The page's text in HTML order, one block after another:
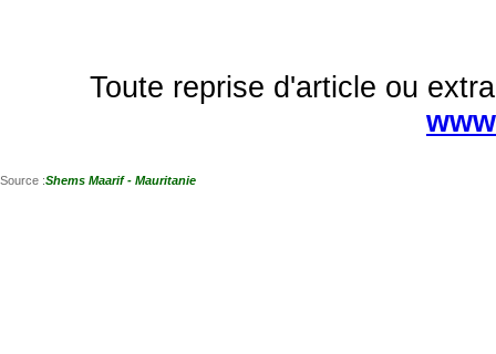
Toute reprise d'article ou
Source :Shems Maarif - Mauritanie